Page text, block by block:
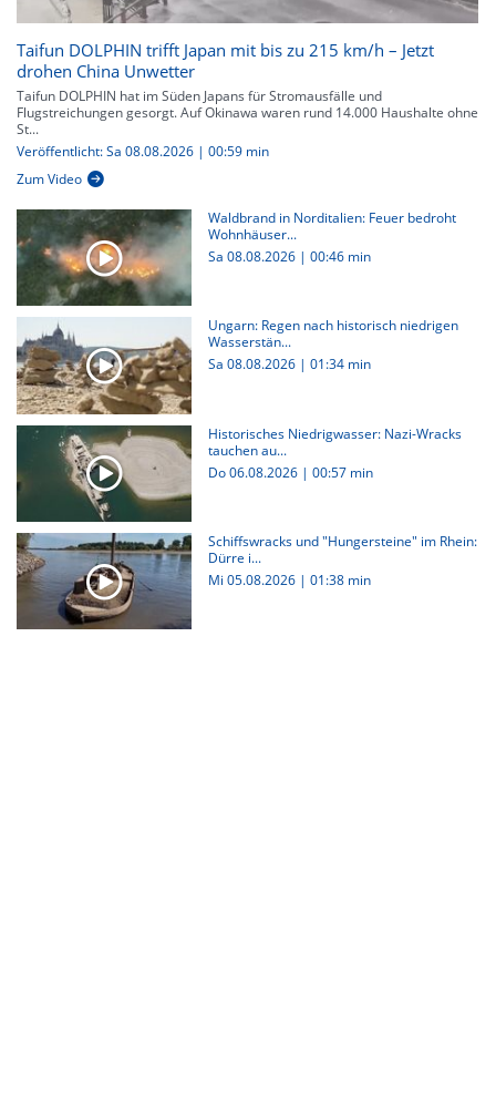
Taifun DOLPHIN trifft Japan mit bis zu 215 km/h – Jetzt
drohen China Unwetter
Taifun DOLPHIN hat im Süden Japans für Stromausfälle und
Flugstreichungen gesorgt. Auf Okinawa waren rund 14.000 Haushalte ohne
St...
Veröffentlicht: Sa 08.08.2026 | 00:59 min
Zum Video
Waldbrand in Norditalien: Feuer bedroht
Wohnhäuser...
Sa 08.08.2026 | 00:46 min
Ungarn: Regen nach historisch niedrigen
Wasserstän...
Sa 08.08.2026 | 01:34 min
Historisches Niedrigwasser: Nazi-Wracks
tauchen au...
Do 06.08.2026 | 00:57 min
Schiffswracks und "Hungersteine" im Rhein:
Dürre i...
Mi 05.08.2026 | 01:38 min